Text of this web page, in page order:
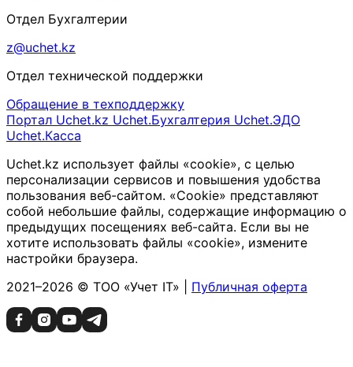
Отдел Бухгалтерии
z@uchet.kz
Отдел технической поддержки
Обращение в техподдержку
Портал Uchet.kz Uchet.Бухгалтерия Uchet.ЭДО
Uchet.Касса
Uchet.kz использует файлы «cookie», с целью
персонализации сервисов и повышения удобства
пользования веб-сайтом. «Cookie» представляют
собой небольшие файлы, содержащие информацию о
предыдущих посещениях веб-сайта. Если вы не
хотите использовать файлы «cookie», измените
настройки браузера.
2021–2026 © ТОО «Учет IT» | Публичная оферта